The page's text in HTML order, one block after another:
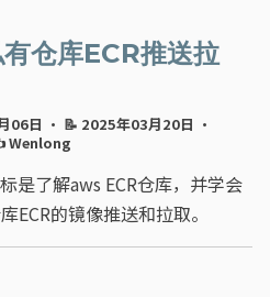
仓库ECR推送拉
06日 · 📝 2025年03月20日 ·
Wenlong
是了解aws ECR仓库，并学会
ECR的镜像推送和拉取。